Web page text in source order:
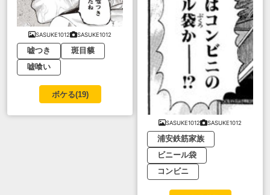
SASUKE1012 SASUKE1012
嘘つき
斑目貘
嘘喰い
ボケる(19)
SASUKE1012 SASUKE1012
浦安鉄筋家族
ビニール袋
コンビニ